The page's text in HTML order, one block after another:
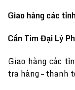
Giao hàng các
Cần Tìm Đại Lý
Giao hàng các
tra hàng – thanh